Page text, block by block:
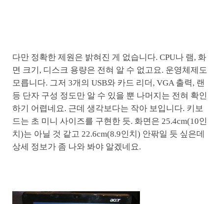
다만 정확한 제원은 밝혀진 게 없습니다. CPU나 램, 화
면 크기, 디스크 용량은 전혀 알 수 없고요. 운영체제도
모릅니다. 그저 3개의 USB와 카드 리더, VGA 출력, 랜
등 단자 구성 정도만 알 수 있을 뿐 나머지는 전혀 확인
하기 어렵네요. 근데 생각보다는 작아 보입니다. 키보
드는 초 미니 사이즈를 구현한 듯. 화면은 25.4cm(10인
치)는 아닐 것 같고 22.6cm(8.9인치) 안팎일 듯 싶은데
상세 정보가 좀 나와 봐야 알겠네요.